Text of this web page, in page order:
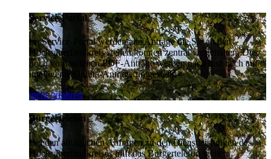
Service-Portal
Im Service-Portal werden alle Anträge die Sie an den
Hochsauerlandkreis stellen können zentral vorgehalten. Die
noch vorhandenen PDF-Anträge werden nach und nach auf
intelligente Online-Anträge umgestellt.
mehr erfahren
Bürgertelefon
Bei den alltäglichen Anfragen zu den Dienstleistungen des
Hochsauerlandkreises hilft das Bürgertelefon weiter.